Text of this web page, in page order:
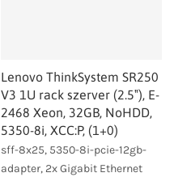
Lenovo ThinkSystem SR250
V3 1U rack szerver (2.5″), E-
2468 Xeon, 32GB, NoHDD,
5350-8i, XCC:P, (1+0)
sff-8x25, 5350-8i-pcie-12gb-
adapter, 2x Gigabit Ethernet